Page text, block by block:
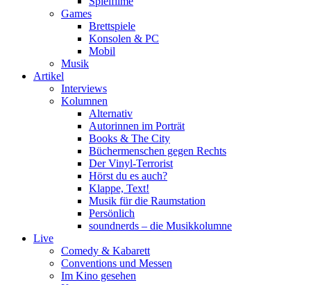
Games
Brettspiele
Konsolen & PC
Mobil
Musik
Artikel
Interviews
Kolumnen
Alternativ
Autorinnen im Porträt
Books & The City
Büchermenschen gegen Rechts
Der Vinyl-Terrorist
Hörst du es auch?
Klappe, Text!
Musik für die Raumstation
Persönlich
soundnerds – die Musikkolumne
Live
Comedy & Kabarett
Conventions und Messen
Im Kino gesehen